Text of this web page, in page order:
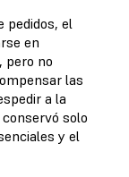
pedidos, el
en
pero no
las
a la
solo
y el